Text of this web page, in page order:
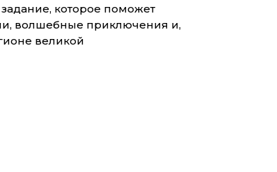
которое поможет
волшебные приключения и,
великой